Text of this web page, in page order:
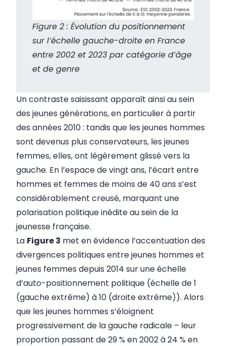
Figure 2 : Évolution du positionnement
sur l’échelle gauche-droite en France
entre 2002 et 2023 par catégorie d’âge
et de genre
Un contraste saisissant apparaît ainsi au sein
des jeunes générations, en particulier à partir
des années 2010 : tandis que les jeunes hommes
sont devenus plus conservateurs, les jeunes
femmes, elles, ont légèrement glissé vers la
gauche. En l’espace de vingt ans, l’écart entre
hommes et femmes de moins de 40 ans s’est
considérablement creusé, marquant une
polarisation politique inédite au sein de la
jeunesse française.
La Figure 3 met en évidence l’accentuation des
divergences politiques entre jeunes hommes et
jeunes femmes depuis 2014 sur une échelle
d’auto-positionnement politique (échelle de 1
(gauche extrême) à 10 (droite extrême)). Alors
que les jeunes hommes s’éloignent
progressivement de la gauche radicale – leur
proportion passant de 29 % en 2002 à 24 % en